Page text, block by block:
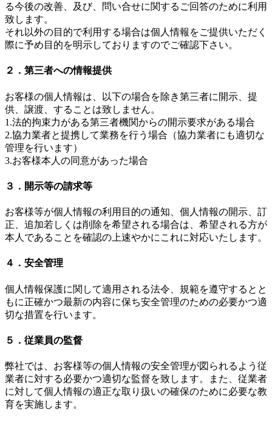
る今後の改善、及び、問い合せに関するご回答のために利用
致します。
それ以外の目的で利用する場合は個人情報をご提供いただく
際に予め目的を明示しておりますのでご確認下さい。
２．第三者への情報提供
お客様の個人情報は、以下の場合を除き第三者に開示、提
供、譲渡、することは致しません。
1.法的拘束力がある第三者機関からの開示要求がある場合
2.協力業者と提携して業務を行う場合（協力業者にも適切な
管理を行います）
3.お客様本人の同意があった場合
３．開示等の請求等
お客様等が個人情報の利用目的の通知、個人情報の開示、訂
正、追加若しくは削除を希望される場合は、希望される方が
本人であることを確認の上速やかにこれに対応いたします。
４．安全管理
個人情報保護に関して適用される法令、規範を遵守するとと
もに正確かつ最新の内容に保ち安全管理のための必要かつ適
切な措置を行います。
５．従業員の監督
弊社では、お客様等の個人情報の安全管理が図られるよう従
業者に対する必要かつ適切な監督を致します。また、従業者
に対して個人情報の適正な取り扱いの確保のために必要な教
育を実施します。